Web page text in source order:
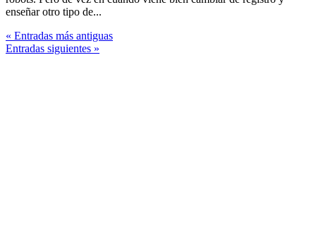
enseñar otro tipo de...
« Entradas más antiguas
Entradas siguientes »